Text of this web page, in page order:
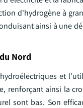
d'hydrogène à
ainsi à une
Nord
et
renforçant ainsi la
sont bas. Son